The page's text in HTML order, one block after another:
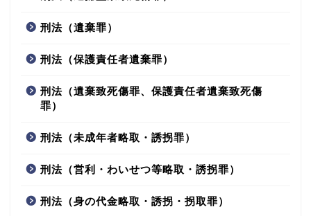
刑法（遺棄罪）
刑法（保護責任者遺棄罪）
刑法（遺棄致死傷罪、保護責任者遺棄致死傷
罪）
刑法（未成年者略取・誘拐罪）
刑法（営利・わいせつ等略取・誘拐罪）
刑法（身の代金略取・誘拐・拐取罪）